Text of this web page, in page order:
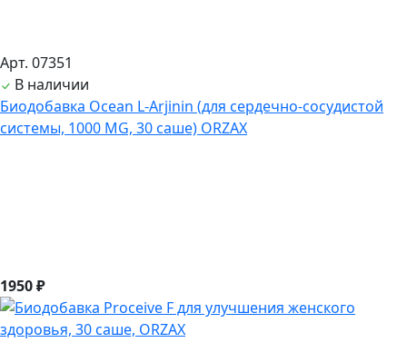
Арт. 07351
В наличии
Биодобавка Ocean L-Arjinin (для сердечно-сосудистой
системы, 1000 MG, 30 саше) ORZAX
1950 ₽